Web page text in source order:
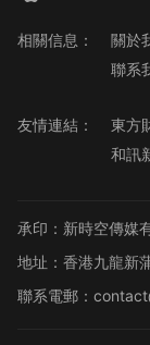
相關信息： 關於
聯系
友情連結： 東方
和訊
承印：新時空傳媒
地址：香港九龍新
聯系電郵：